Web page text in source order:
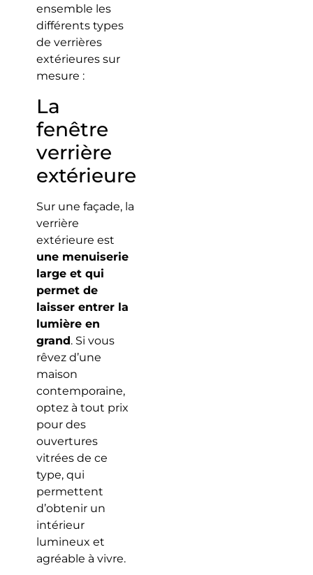
ensemble les
différents types
de verrières
extérieures sur
mesure :
La
fenêtre
verrière
extérieure
Sur une façade, la
verrière
extérieure est
une menuiserie
large et qui
permet de
laisser entrer la
lumière en
grand. Si vous
rêvez d’une
maison
contemporaine,
optez à tout prix
pour des
ouvertures
vitrées de ce
type, qui
permettent
d’obtenir un
intérieur
lumineux et
agréable à vivre.